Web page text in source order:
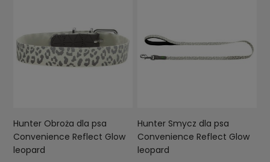
Hunter Obroża dla psa
Convenience Reflect Glow
leopard
Hunter Smycz dla psa
Convenience Reflect Glow
leopard